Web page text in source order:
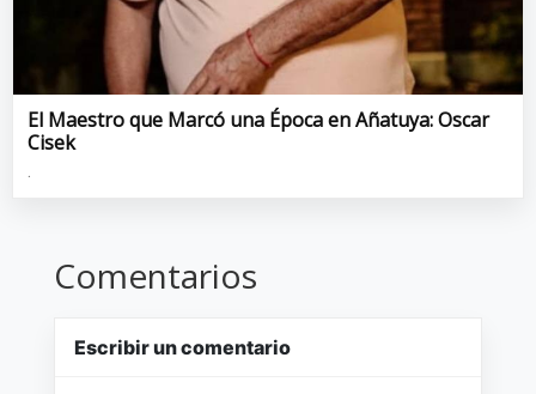
El Maestro que Marcó una Época en Añatuya: Oscar
Cisek
.
Comentarios
Escribir un comentario